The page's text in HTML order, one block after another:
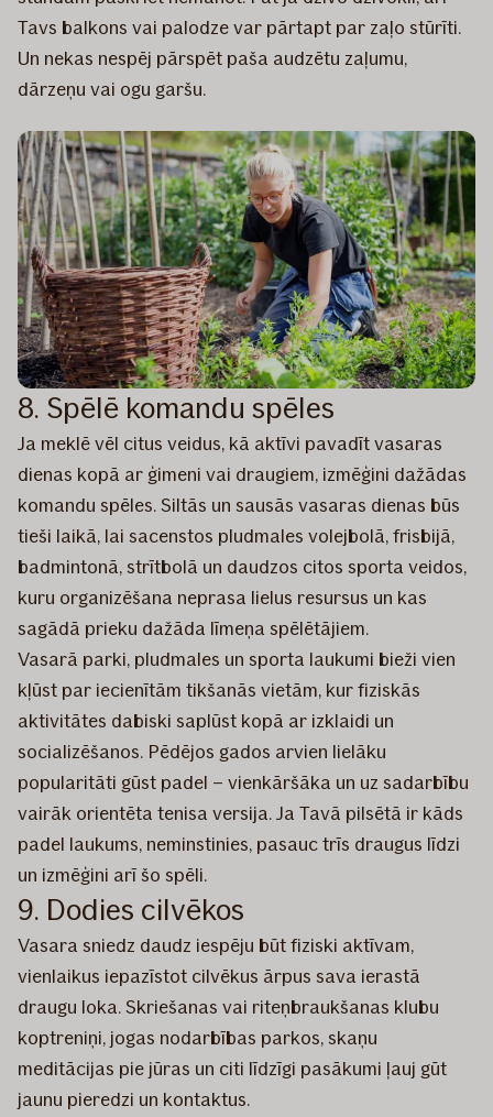
Tavs balkons vai palodze var pārtapt par zaļo stūrīti.
Un nekas nespēj pārspēt paša audzētu zaļumu,
dārzeņu vai ogu garšu.
8. Spēlē komandu spēles
Ja meklē vēl citus veidus, kā aktīvi pavadīt vasaras
dienas kopā ar ģimeni vai draugiem, izmēģini dažādas
komandu spēles. Siltās un sausās vasaras dienas būs
tieši laikā, lai sacenstos pludmales volejbolā, frisbijā,
badmintonā, strītbolā un daudzos citos sporta veidos,
kuru organizēšana neprasa lielus resursus un kas
sagādā prieku dažāda līmeņa spēlētājiem.
Vasarā parki, pludmales un sporta laukumi bieži vien
kļūst par iecienītām tikšanās vietām, kur fiziskās
aktivitātes dabiski saplūst kopā ar izklaidi un
socializēšanos. Pēdējos gados arvien lielāku
popularitāti gūst padel – vienkāršāka un uz sadarbību
vairāk orientēta tenisa versija. Ja Tavā pilsētā ir kāds
padel laukums, neminstinies, pasauc trīs draugus līdzi
un izmēģini arī šo spēli.
9. Dodies cilvēkos
Vasara sniedz daudz iespēju būt fiziski aktīvam,
vienlaikus iepazīstot cilvēkus ārpus sava ierastā
draugu loka. Skriešanas vai riteņbraukšanas klubu
koptreniņi, jogas nodarbības parkos, skaņu
meditācijas pie jūras un citi līdzīgi pasākumi ļauj gūt
jaunu pieredzi un kontaktus.